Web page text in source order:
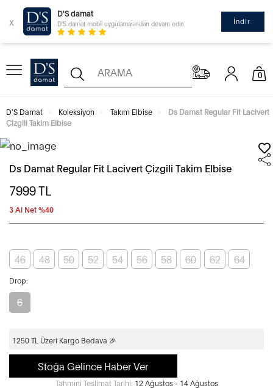
x
D'S damat
D'S damat mobil uygulamasından devam edin İndir
0
D'S Damat Koleksiyon Takım Elbise
Ds Damat Regular Fit Lacivert
Çizgili Takim Elbise
Ds Damat Regular Fit Lacivert Çizgili Takim Elbise
7999TL
3 Al Net %40
46 48 50 52 54 56 58 60 62 64
Drop:
6
1250 TL Üzeri Kargo Bedava 🎉
Stoğa Gelince Haber Ver
Tahmini Teslimat Tarihi: 12 Ağustos - 14 Ağustos